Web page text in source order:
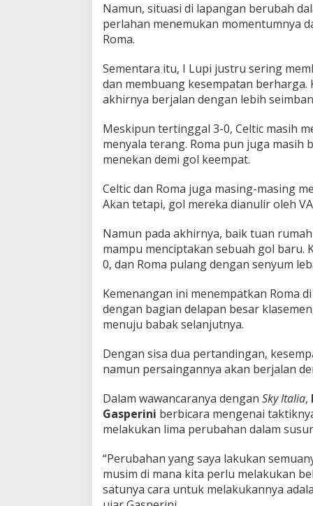
Namun, situasi di lapangan berubah
perlahan menemukan momentumnya
Roma.
Sementara itu, I Lupi justru sering
dan membuang kesempatan
akhirnya berjalan dengan lebih
Meskipun tertinggal 3-0, Celtic masih
menyala terang. Roma pun juga masih
menekan demi gol keempat.
Celtic dan Roma juga masing-masing
Akan tetapi, gol mereka dianulir oleh
Namun pada akhirnya, baik tuan
mampu menciptakan sebuah gol baru.
0, dan Roma pulang dengan senyum
Kemenangan ini menempatkan Roma
dengan bagian delapan besar
menuju babak selanjutnya.
Dengan sisa dua pertandingan,
namun persaingannya akan berjalan
Dalam wawancaranya dengan Sky Italia,
Gasperini berbicara mengenai
melakukan lima perubahan dalam
“Perubahan yang saya lakukan
musim di mana kita perlu melakukan
satunya cara untuk melakukannya